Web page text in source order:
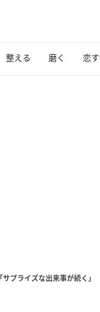
整える 磨く 恋
サプライズな出来事が続く」